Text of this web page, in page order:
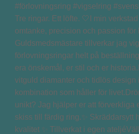
Tre ringar. Ett löfte. 🤍I min
omtanke, precision och passion för
Guldsmedsmästare tillverkar jag
förlovningsringar helt på
era önskemål, er stil och er
vitguld diamanter och tidlös design
kombination som håller för
unikt? Jag hjälper er att förverkliga
skiss till färdig ring.✨ Skräddarsytt
kvalitet ✨ Tillverkat i egen